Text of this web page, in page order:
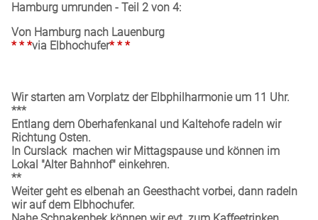
Hamburg umrunden - Teil 2 von 4:
Von Hamburg nach Lauenburg
* * *via Elbhochufer* * *
Wir starten am Vorplatz der Elbphilharmonie um 11 Uhr.
***
Entlang dem Oberhafenkanal und Kaltehofe radeln wir
Richtung Osten.
In Curslack machen wir Mittagspause und können im
Lokal "Alter Bahnhof" einkehren.
**
Weiter geht es elbenah an Geesthacht vorbei, dann radeln
wir auf dem Elbhochufer.